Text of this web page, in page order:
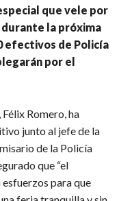
que vele por
durante la próxima
efectivos de Policía
por el
Romero, ha
junto al jefe de la
de la Policía
que “el
para que